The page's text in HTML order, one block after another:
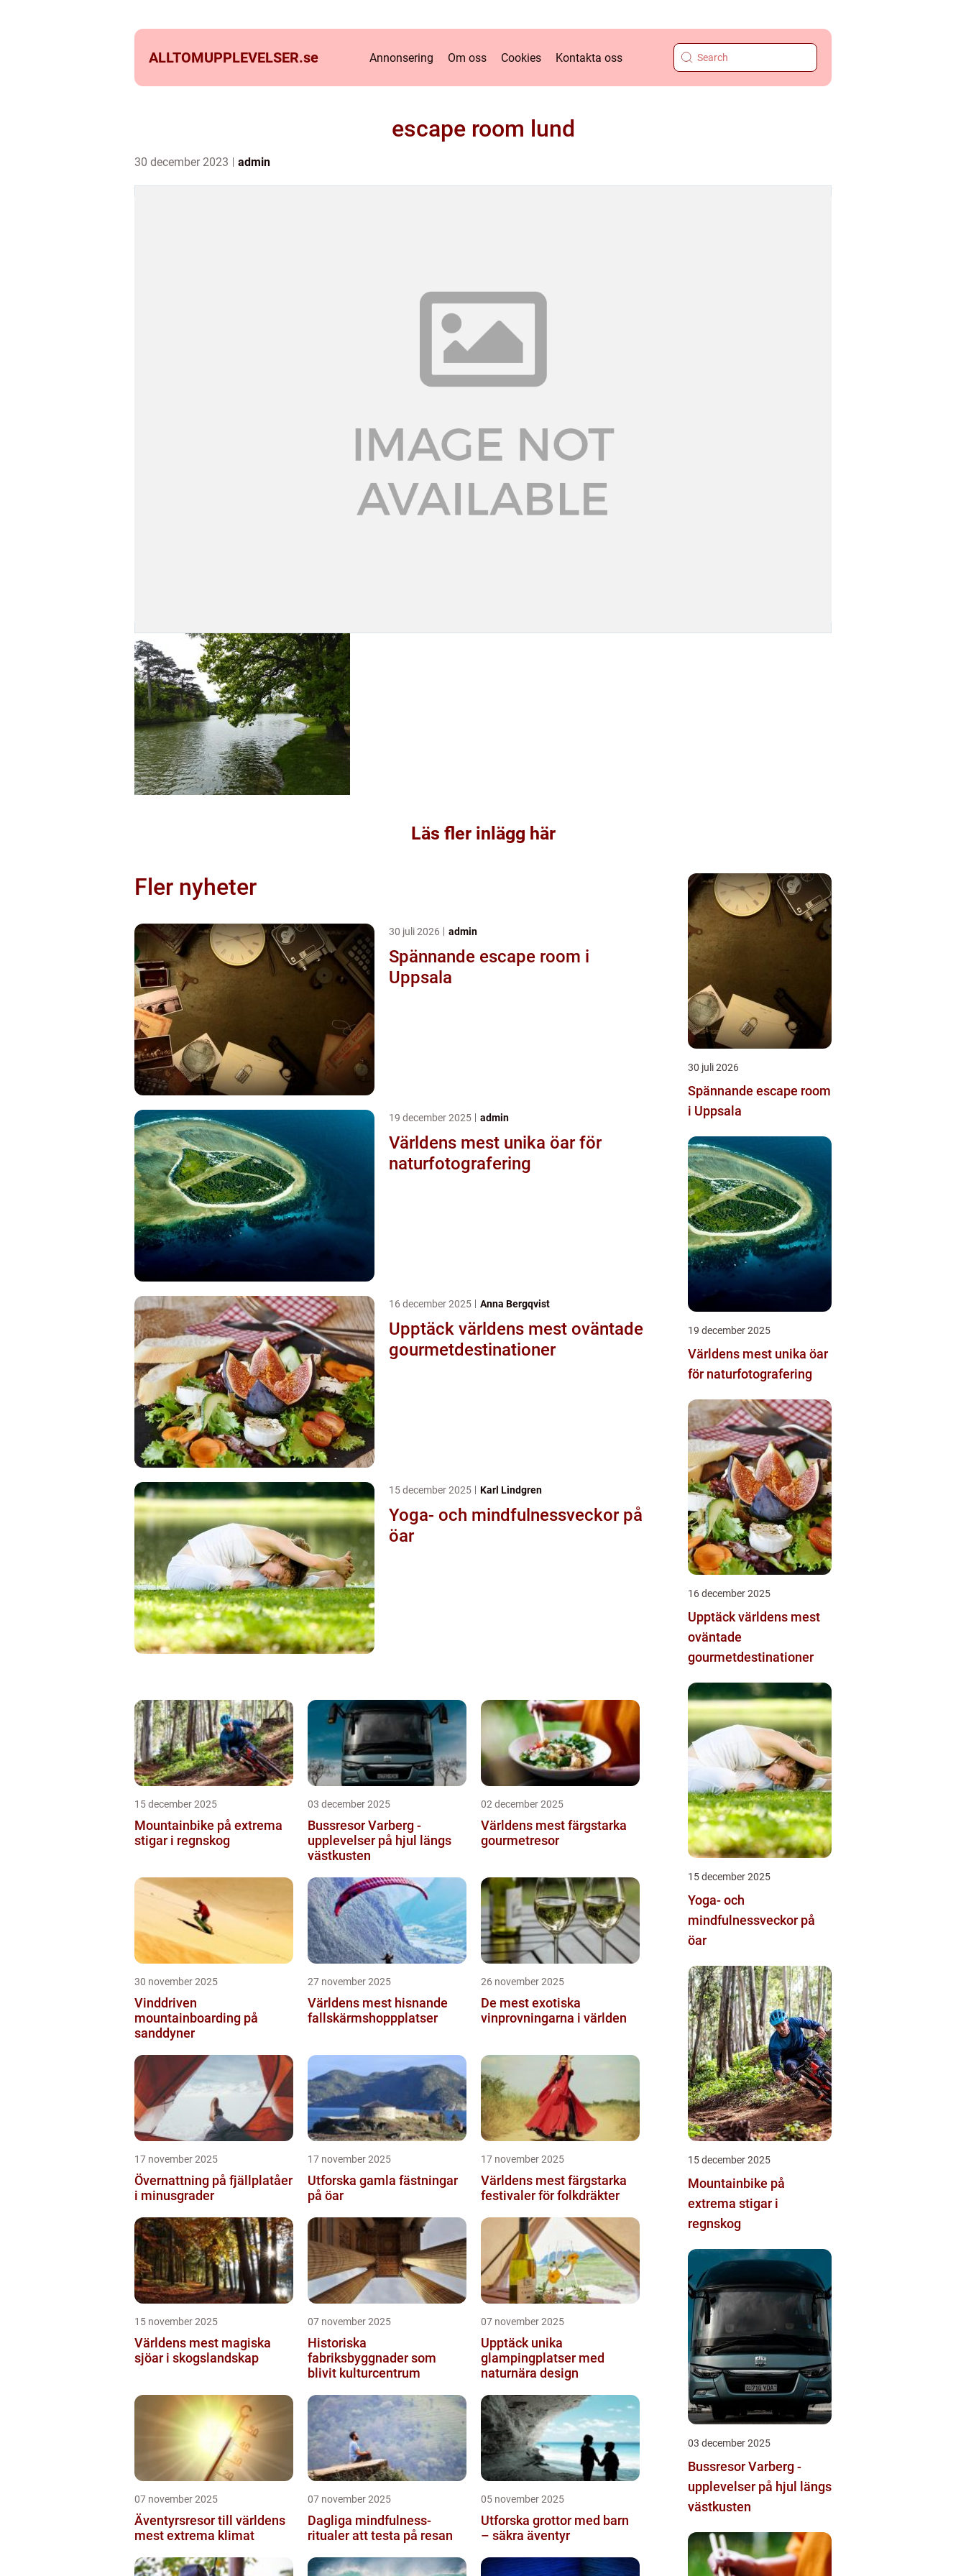
ALLTOMUPPLEVELSER.se Annonsering Om oss Cookies Kontakta oss
escape room lund
30 december 2023 admin
Läs fler inlägg här
Fler nyheter
30 juli 2026 admin
Spännande escape room i
Uppsala
19 december 2025 admin
Världens mest unika öar för
naturfotografering
16 december 2025 Anna Bergqvist
Upptäck världens mest oväntade
gourmetdestinationer
15 december 2025 Karl Lindgren
Yoga- och mindfulnessveckor på
öar
15 december 2025
Mountainbike på extrema
stigar i regnskog
03 december 2025
Bussresor Varberg -
upplevelser på hjul längs
västkusten
02 december 2025
Världens mest färgstarka
gourmetresor
30 november 2025
Vinddriven
mountainboarding på
sanddyner
27 november 2025
Världens mest hisnande
fallskärmshoppplatser
26 november 2025
De mest exotiska
vinprovningarna i världen
17 november 2025
Övernattning på fjällplatåer
i minusgrader
17 november 2025
Utforska gamla fästningar
på öar
17 november 2025
Världens mest färgstarka
festivaler för folkdräkter
15 november 2025
Världens mest magiska
sjöar i skogslandskap
07 november 2025
Historiska
fabriksbyggnader som
blivit kulturcentrum
07 november 2025
Upptäck unika
glampingplatser med
naturnära design
07 november 2025
Äventyrsresor till världens
mest extrema klimat
07 november 2025
Dagliga mindfulness-
ritualer att testa på resan
05 november 2025
Utforska grottor med barn
– säkra äventyr
30 juli 2026
Spännande escape room
i Uppsala
19 december 2025
Världens mest unika öar
för naturfotografering
16 december 2025
Upptäck världens mest
oväntade
gourmetdestinationer
15 december 2025
Yoga- och
mindfulnessveckor på
öar
15 december 2025
Mountainbike på
extrema stigar i
regnskog
03 december 2025
Bussresor Varberg -
upplevelser på hjul längs
västkusten